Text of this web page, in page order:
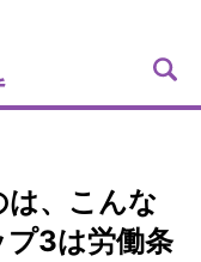
は、こんな
3は労働条